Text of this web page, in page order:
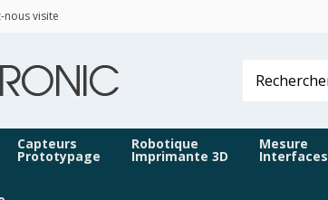
nous visite
Capteurs
Prototypage
Robotique
Imprimante 3D
Mesure
Interfaces